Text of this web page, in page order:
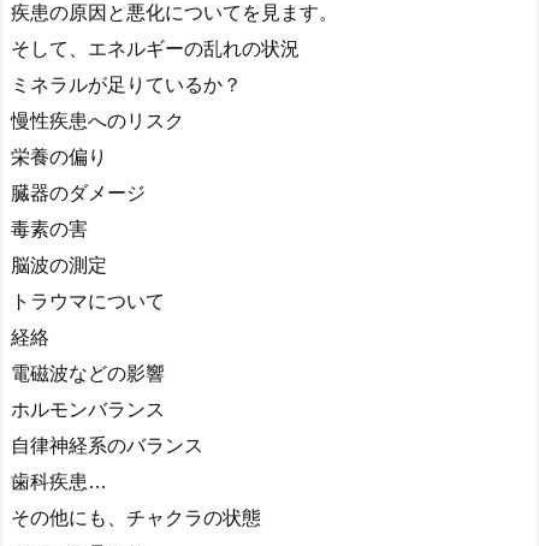
疾患の原因と悪化についてを見ます。
そして、エネルギーの乱れの状況
ミネラルが足りているか？
慢性疾患へのリスク
栄養の偏り
臓器のダメージ
毒素の害
脳波の測定
トラウマについて
経絡
電磁波などの影響
ホルモンバランス
自律神経系のバランス
歯科疾患…
その他にも、チャクラの状態